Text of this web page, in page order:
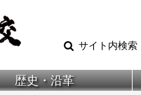
サイト内検索
歴史・沿革